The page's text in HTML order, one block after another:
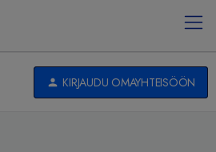
KIRJAUDU OMAYHTEISÖÖN